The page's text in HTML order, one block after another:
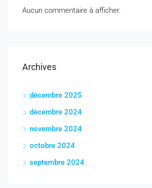
Aucun commentaire à afficher.
Archives
décembre 2025
décembre 2024
novembre 2024
octobre 2024
septembre 2024